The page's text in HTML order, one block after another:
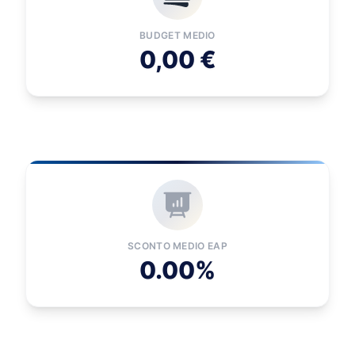
BUDGET MEDIO
0,00 €
SCONTO MEDIO EAP
0.00%